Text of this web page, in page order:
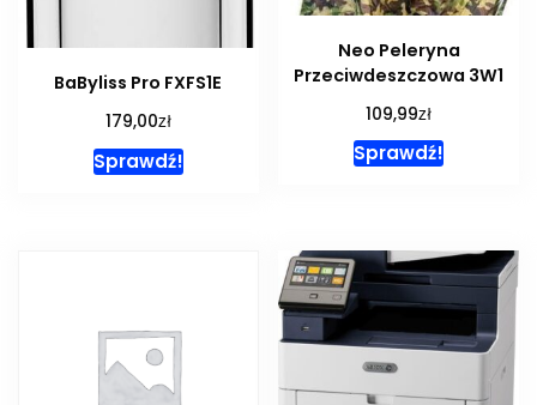
BaByliss Pro FXFS1E
179,00zł
Sprawdź!
Neo Peleryna
Przeciwdeszczowa 3W1
109,99zł
Sprawdź!